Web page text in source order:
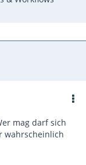
mag darf sich
wahrscheinlich